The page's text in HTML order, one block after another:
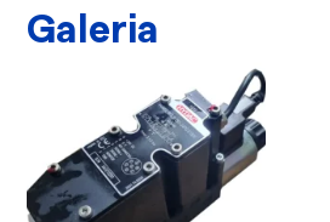
Galeria